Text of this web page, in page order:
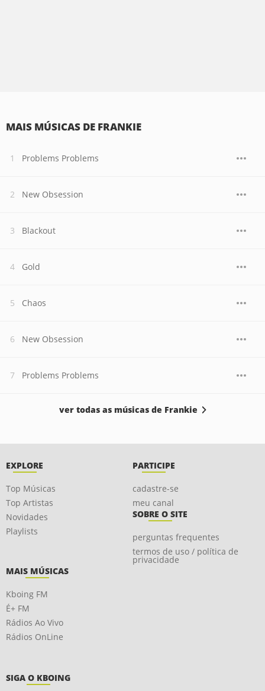
MAIS MÚSICAS DE FRANKIE
Problems Problems
New Obsession
Blackout
Gold
Chaos
New Obsession
Problems Problems
ver todas as músicas de Frankie
EXPLORE
Top Músicas
Top Artistas
Novidades
Playlists
PARTICIPE
cadastre-se
meu canal
SOBRE O SITE
perguntas frequentes
termos de uso / política de
privacidade
MAIS MÚSICAS
Kboing FM
É+ FM
Rádios Ao Vivo
Rádios OnLine
SIGA O KBOING